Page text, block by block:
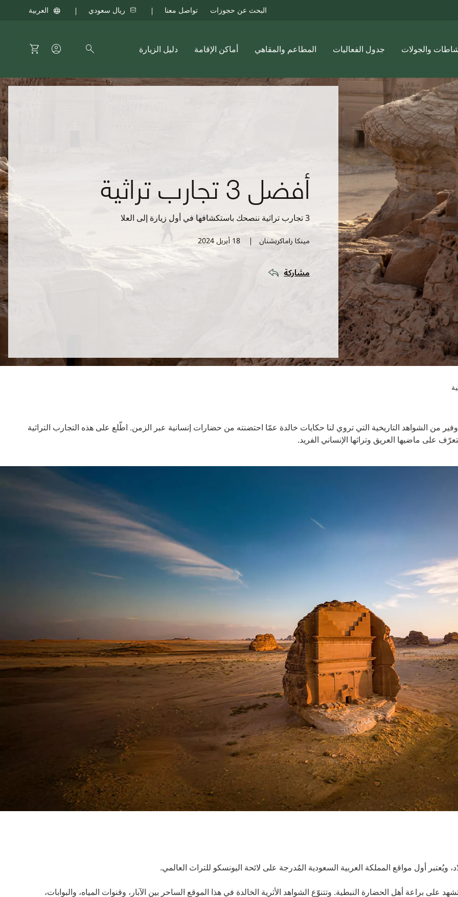
تواصل معنا ريال سعودي العربية
الفعاليات المطاعم والمقاهي أماكن الإقامة دليل الزيارة
أفضل 3 تجارب تراثية
3 تجارب تراثية ننصحك باستكشافها في أول زيارة إلى العلا
مينكا راماكريشنان 18 أبريل 2024
مشاركة
التي تروي لنا حكايات خالدة عمّا احتضنته من حضارات إنسانية عبر الزمن. اطّلع على هذه التجارب التراثية
الإنساني الفريد.
العربية السعودية المُدرجة على لائحة اليونسكو للتراث العالمي.
براعة أهل الحضارة النبطية. وتتنوّع الشواهد الأثرية الخالدة في هذا الموقع الساحر بين الآبار، وقنوات المياه، والبوابات،